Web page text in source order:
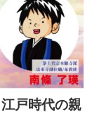
戸時代の親